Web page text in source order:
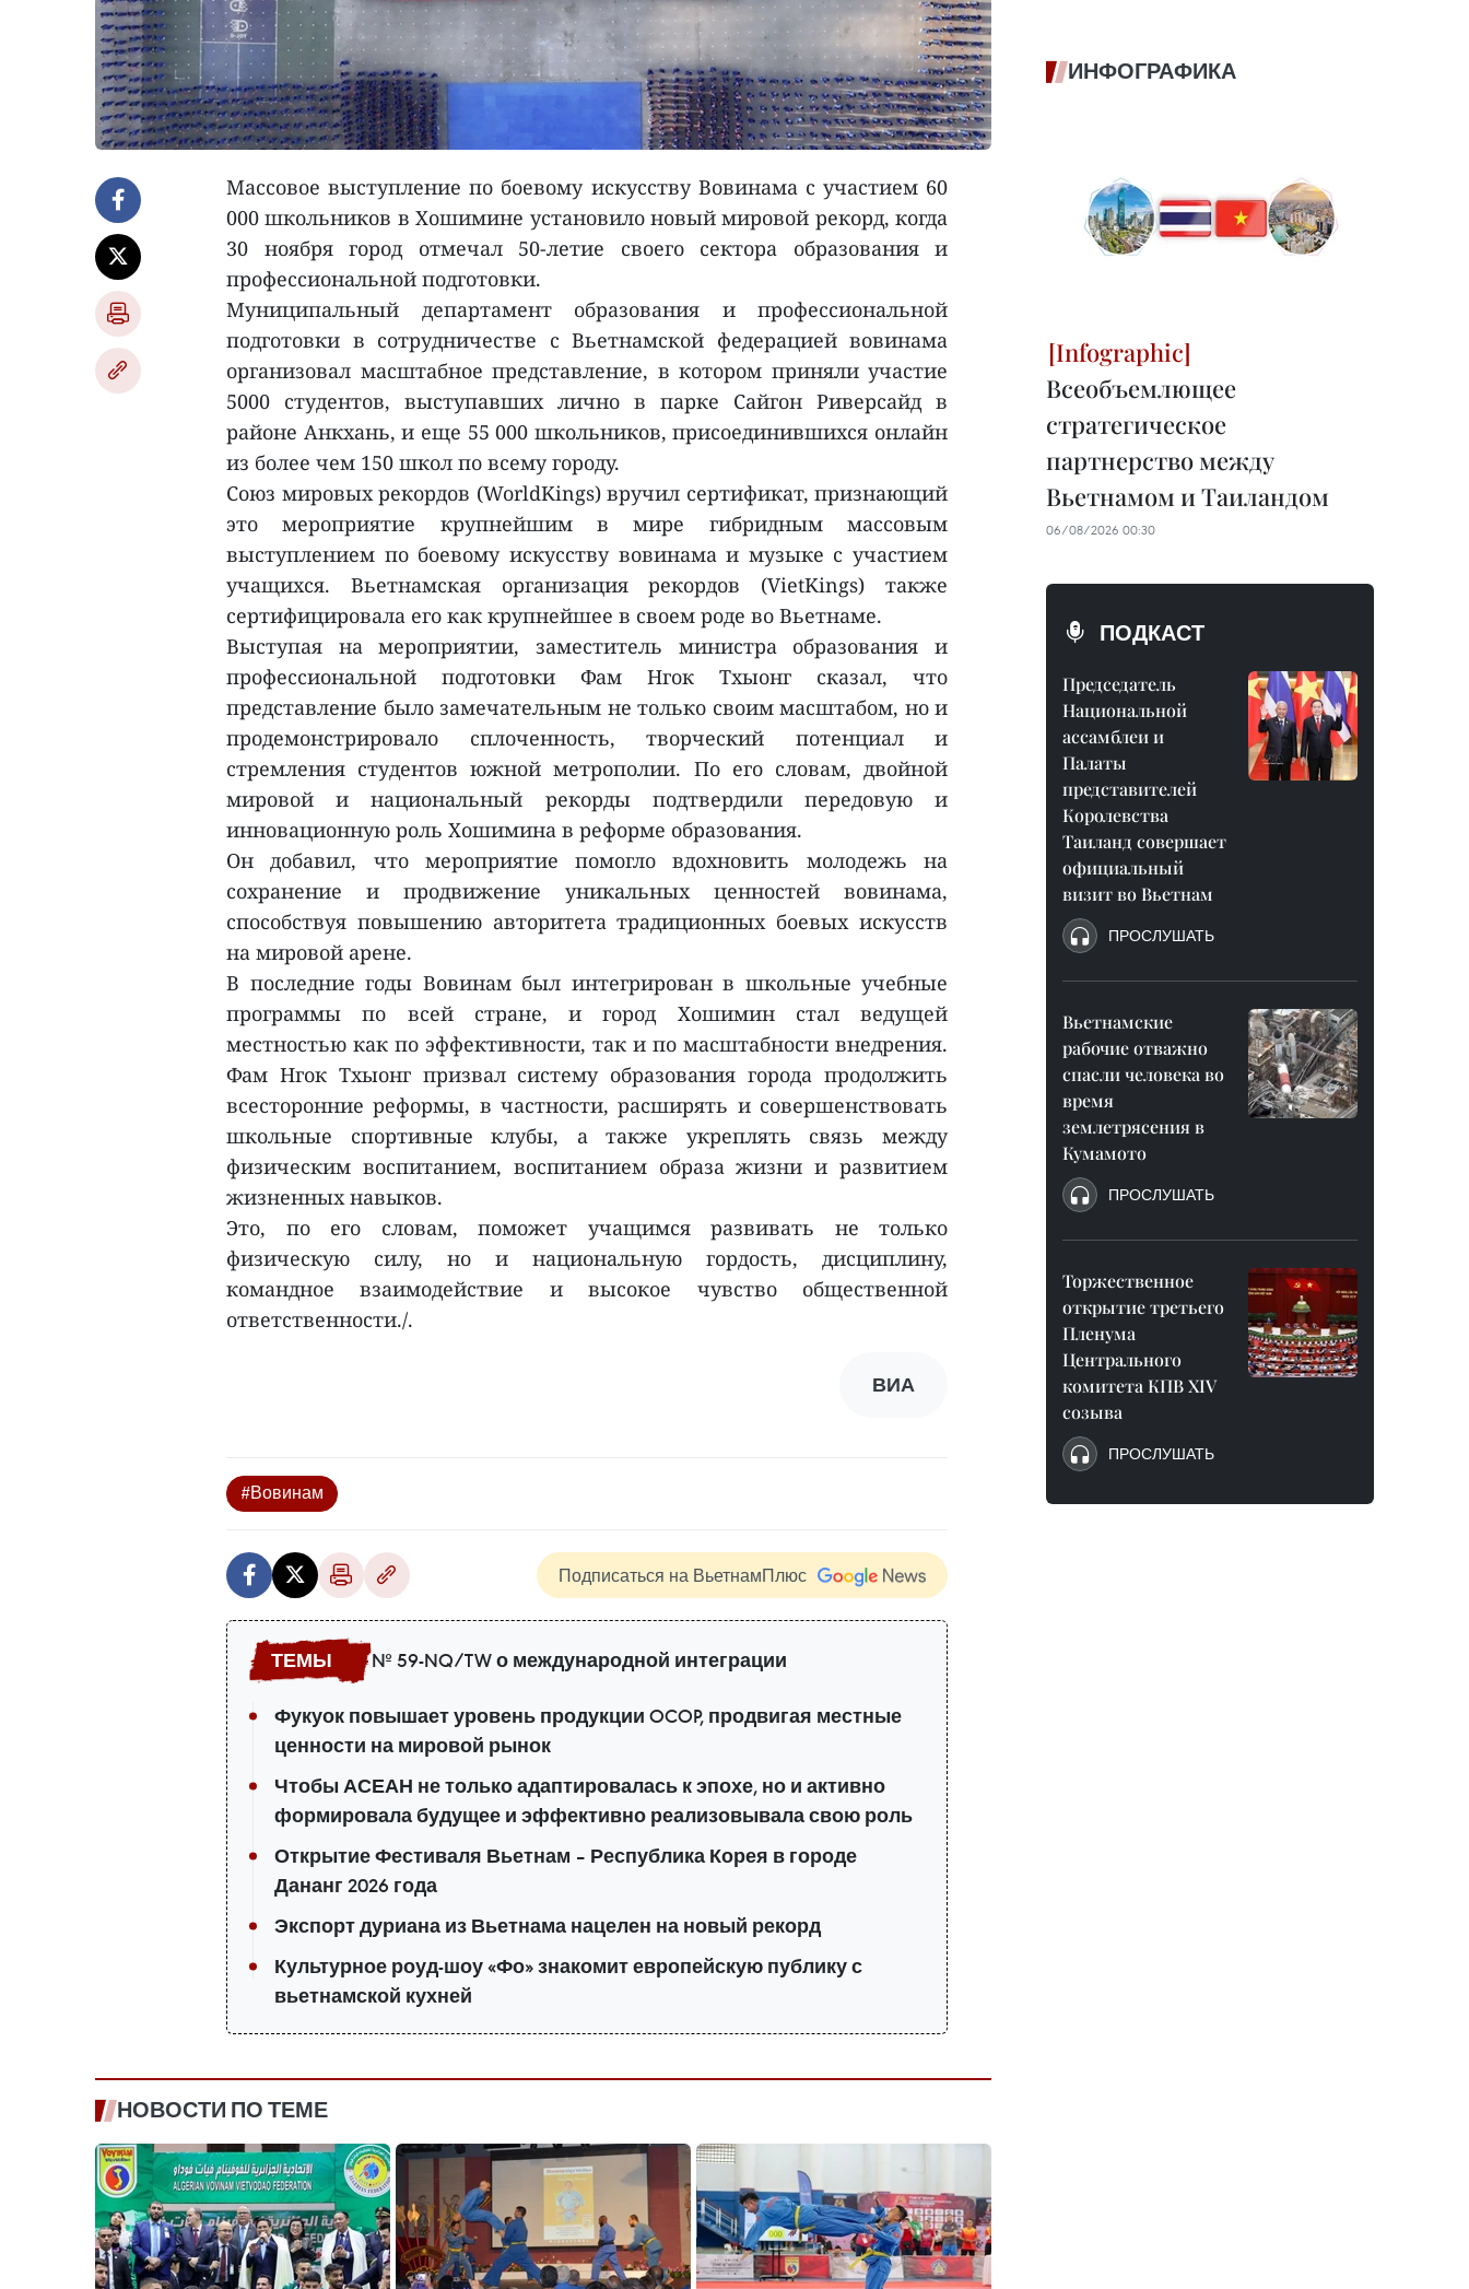
Массовое выступление по боевому искусству Вовинама с участием 60
000 школьников в Хошимине установило новый мировой рекорд, когда
30 ноября город отмечал 50-летие своего сектора образования и
профессиональной подготовки.
Муниципальный департамент образования и профессиональной
подготовки в сотрудничестве с Вьетнамской федерацией вовинама
организовал масштабное представление, в котором приняли участие
5000 студентов, выступавших лично в парке Сайгон Риверсайд в
районе Анкхань, и еще 55 000 школьников, присоединившихся онлайн
из более чем 150 школ по всему городу.
Союз мировых рекордов (WorldKings) вручил сертификат, признающий
это мероприятие крупнейшим в мире гибридным массовым
выступлением по боевому искусству вовинама и музыке с участием
учащихся. Вьетнамская организация рекордов (VietKings) также
сертифицировала его как крупнейшее в своем роде во Вьетнаме.
Выступая на мероприятии, заместитель министра образования и
профессиональной подготовки Фам Нгок Тхыонг сказал, что
представление было замечательным не только своим масштабом, но и
продемонстрировало сплоченность, творческий потенциал и
стремления студентов южной метрополии. По его словам, двойной
мировой и национальный рекорды подтвердили передовую и
инновационную роль Хошимина в реформе образования.
Он добавил, что мероприятие помогло вдохновить молодежь на
сохранение и продвижение уникальных ценностей вовинама,
способствуя повышению авторитета традиционных боевых искусств
на мировой арене.
В последние годы Вовинам был интегрирован в школьные учебные
программы по всей стране, и город Хошимин стал ведущей
местностью как по эффективности, так и по масштабности внедрения.
Фам Нгок Тхыонг призвал систему образования города продолжить
всесторонние реформы, в частности, расширять и совершенствовать
школьные спортивные клубы, а также укреплять связь между
физическим воспитанием, воспитанием образа жизни и развитием
жизненных навыков.
Это, по его словам, поможет учащимся развивать не только
физическую силу, но и национальную гордость, дисциплину,
командное взаимодействие и высокое чувство общественной
ответственности./.
ВИА
#Вовинам
Подписаться на ВьетнамПлюс
№ 59-NQ/TW о международной интеграции
Фукуок повышает уровень продукции OCOP, продвигая местные
ценности на мировой рынок
Чтобы АСЕАН не только адаптировалась к эпохе, но и активно
формировала будущее и эффективно реализовывала свою роль
Открытие Фестиваля Вьетнам – Республика Корея в городе
Дананг 2026 года
Экспорт дуриана из Вьетнама нацелен на новый рекорд
Культурное роуд-шоу «Фо» знакомит европейскую публику с
вьетнамской кухней
НОВОСТИ ПО ТЕМЕ
ИНФОГРАФИКА
Всеобъемлющее
стратегическое
партнерство между
Вьетнамом и Таиландом
06/08/2026 00:30
ПОДКАСТ
Председатель
Национальной
ассамблеи и
Палаты
представителей
Королевства
Таиланд совершает
официальный
визит во Вьетнам
ПРОСЛУШАТЬ
Вьетнамские
рабочие отважно
спасли человека во
время
землетрясения в
Кумамото
ПРОСЛУШАТЬ
Торжественное
открытие третьего
Пленума
Центрального
комитета КПВ XIV
созыва
ПРОСЛУШАТЬ